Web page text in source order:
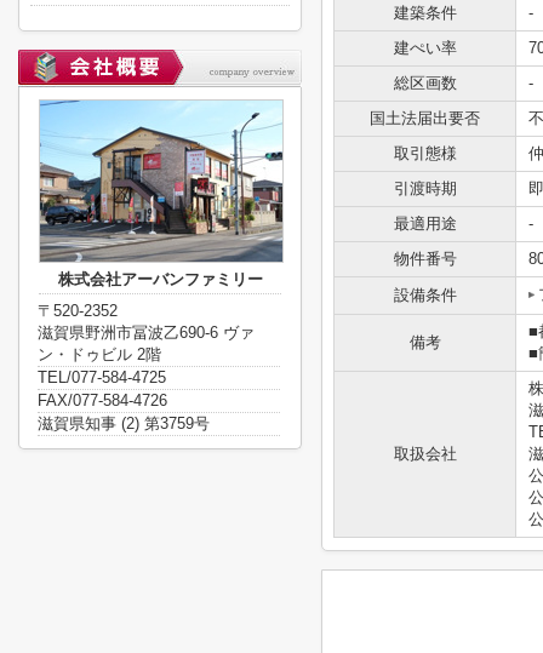
建築条件
-
建ぺい率
総区画数
-
国土法届出要否
取引態様
引渡時期
最適用途
-
物件番号
設備条件
備考
■
■
取扱会社
株式会社アーバンファミリー
〒520-2352
滋賀県野洲市冨波乙690-6 ヴァ
ン・ドゥビル 2階
TEL/077-584-4725
FAX/077-584-4726
滋賀県知事 (2) 第3759号